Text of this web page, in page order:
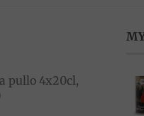
pullo 4x20cl,